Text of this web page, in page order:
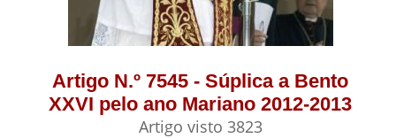
Artigo N.º 7545 - Súplica a Bento
XXVI pelo ano Mariano 2012-2013
Artigo visto 3823